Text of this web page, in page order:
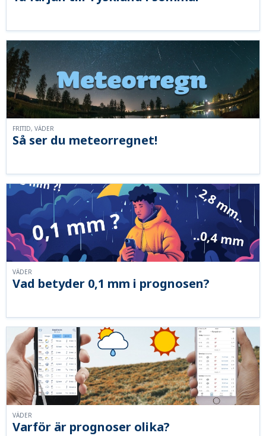
Så ser du meteorregnet!
FRITID, VÄDER
Vad betyder 0,1 mm i prognosen?
VÄDER
Varför är prognoser olika?
VÄDER